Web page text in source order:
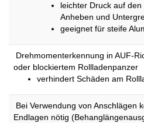
leichter Druck auf
Anheben und
geeignet für steife
Drehmomenterkennung in AUF-
oder blockiertem Rollladenpanzer
verhindert Schäden am
Bei Verwendung von Anschlägen
Endlagen nötig